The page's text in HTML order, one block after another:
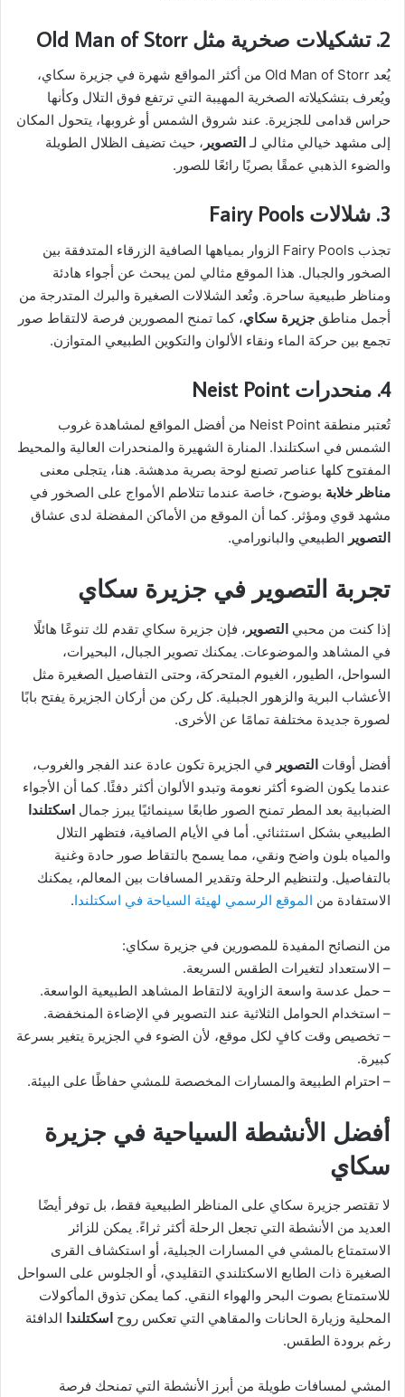
2. تشكيلات صخرية مثل Old Man of Storr
يُعد Old Man of Storr من أكثر المواقع شهرة في جزيرة سكاي،
ويُعرف بتشكيلاته الصخرية المهيبة التي ترتفع فوق التلال وكأنها
حراس قدامى للجزيرة. عند شروق الشمس أو غروبها، يتحول المكان
إلى مشهد خيالي مثالي لـالتصوير ، حيث تضيف الظلال الطويلة
والضوء الذهبي عمقًا بصريًا رائعًا للصور.
3. شلالات Fairy Pools
تجذب Fairy Pools الزوار بمياهها الصافية الزرقاء المتدفقة بين
الصخور والجبال. هذا الموقع مثالي لمن يبحث عن أجواء هادئة
ومناظر طبيعية ساحرة. وتُعد الشلالات الصغيرة والبرك المتدرجة من
أجمل مناطق جزيرة سكاي، كما تمنح المصورين فرصة لالتقاط صور
تجمع بين حركة الماء ونقاء الألوان والتكوين الطبيعي المتوازن.
4. منحدرات Neist Point
تُعتبر منطقة Neist Point من أفضل المواقع لمشاهدة غروب
الشمس في اسكتلندا. المنارة الشهيرة والمنحدرات العالية والمحيط
المفتوح كلها عناصر تصنع لوحة بصرية مدهشة. هنا، يتجلى معنى
مناظر خلابة بوضوح، خاصة عندما تتلاطم الأمواج على الصخور في
مشهد قوي ومؤثر. كما أن الموقع من الأماكن المفضلة لدى عشاق
التصوير الطبيعي والبانورامي.
تجربة التصوير في جزيرة سكاي
إذا كنت من محبي التصوير ، فإن جزيرة سكاي تقدم لك تنوعًا هائلًا
في المشاهد والموضوعات. يمكنك تصوير الجبال، البحيرات،
السواحل، الطيور، الغيوم المتحركة، وحتى التفاصيل الصغيرة مثل
الأعشاب البرية والزهور الجبلية. كل ركن من أركان الجزيرة يفتح بابًا
لصورة جديدة مختلفة تمامًا عن الأخرى.
أفضل أوقات التصوير في الجزيرة تكون عادة عند الفجر والغروب،
عندما يكون الضوء أكثر نعومة وتبدو الألوان أكثر دفئًا. كما أن الأجواء
الضبابية بعد المطر تمنح الصور طابعًا سينمائيًا يبرز جمال اسكتلندا
الطبيعي بشكل استثنائي. أما في الأيام الصافية، فتظهر التلال
والمياه بلون واضح ونقي، مما يسمح بالتقاط صور حادة وغنية
بالتفاصيل. ولتنظيم الرحلة وتقدير المسافات بين المعالم، يمكنك
الاستفادة من الموقع الرسمي لهيئة السياحة في اسكتلندا.
من النصائح المفيدة للمصورين في جزيرة سكاي:
– الاستعداد لتغيرات الطقس السريعة.
– حمل عدسة واسعة الزاوية لالتقاط المشاهد الطبيعية الواسعة.
– استخدام الحوامل الثلاثية عند التصوير في الإضاءة المنخفضة.
– تخصيص وقت كافٍ لكل موقع، لأن الضوء في الجزيرة يتغير بسرعة
كبيرة.
– احترام الطبيعة والمسارات المخصصة للمشي حفاظًا على البيئة.
أفضل الأنشطة السياحية في جزيرة
سكاي
لا تقتصر جزيرة سكاي على المناظر الطبيعية فقط، بل توفر أيضًا
العديد من الأنشطة التي تجعل الرحلة أكثر ثراءً. يمكن للزائر
الاستمتاع بالمشي في المسارات الجبلية، أو استكشاف القرى
الصغيرة ذات الطابع الاسكتلندي التقليدي، أو الجلوس على السواحل
للاستمتاع بصوت البحر والهواء النقي. كما يمكن تذوق المأكولات
المحلية وزيارة الحانات والمقاهي التي تعكس روح اسكتلندا الدافئة
رغم برودة الطقس.
المشي لمسافات طويلة من أبرز الأنشطة التي تمنحك فرصة